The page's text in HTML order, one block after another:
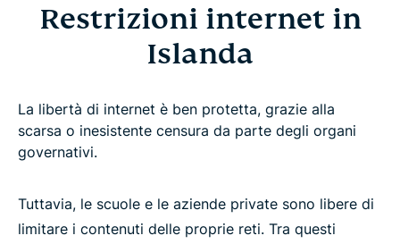
Restrizioni internet in
Islanda
La libertà di internet è ben protetta, grazie alla
scarsa o inesistente censura da parte degli organi
governativi.
Tuttavia, le scuole e le aziende private sono libere di
limitare i contenuti delle proprie reti. Tra questi